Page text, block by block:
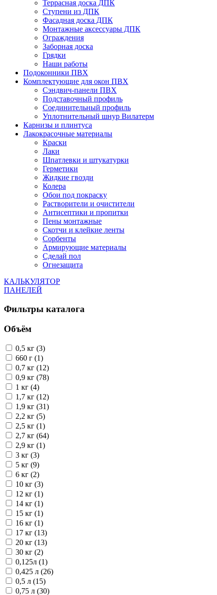
Террасная доска ДПК
Ступени из ДПК
Фасадная доска ДПК
Монтажные аксессуары ДПК
Ограждения
Заборная доска
Грядки
Наши работы
Подоконники ПВХ
Комплектующие для окон ПВХ
Сэндвич-панели ПВХ
Подставочный профиль
Соединительный профиль
Уплотнительный шнур Вилатерм
Карнизы и плинтуса
Лакокрасочные материалы
Краски
Лаки
Шпатлевки и штукатурки
Герметики
Жидкие гвозди
Колера
Обои под покраску
Растворители и очистители
Антисептики и пропитки
Пены монтажные
Скотчи и клейкие ленты
Сорбенты
Армирующие материалы
Сделай пол
Огнезащита
КАЛЬКУЛЯТОР
ПАНЕЛЕЙ
Фильтры каталога
Объём
0,5 кг (3)
660 г (1)
0,7 кг (12)
0,9 кг (78)
1 кг (4)
1,7 кг (12)
1,9 кг (31)
2,2 кг (5)
2,5 кг (1)
2,7 кг (64)
2,9 кг (1)
3 кг (3)
5 кг (9)
6 кг (2)
10 кг (3)
12 кг (1)
14 кг (1)
15 кг (1)
16 кг (1)
17 кг (13)
20 кг (13)
30 кг (2)
0,125л (1)
0,425 л (26)
0,5 л (15)
0,75 л (30)